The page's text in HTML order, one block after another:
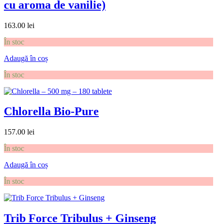
cu aroma de vanilie)
163.00 lei
În stoc
Adaugă în coș
În stoc
Chlorella Bio-Pure
157.00 lei
În stoc
Adaugă în coș
În stoc
Trib Force Tribulus + Ginseng